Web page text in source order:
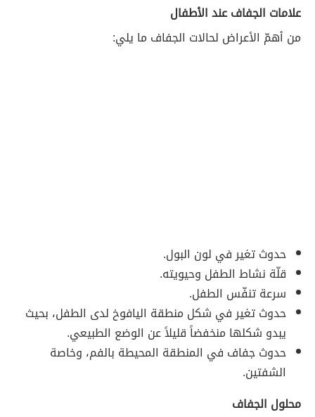
علامات الجفاف عند الأطفال
من أهمّ الأعراض لحالات الجفاف ما يلي:
حدوث تغير في لون البول.
قلّة نشاط الطفل وحيويته.
سرعة تنفّس الطفل.
حدوث تغير في شكل منطقة اليافوخ لدى الطفل، بحيث
يبدو شكلها منخفضاً قليلاً عن الوضع الطبيعي.
حدوث جفاف في المنطقة المحيطة بالفم، وخاصة
الشفتين.
محلول الجفاف